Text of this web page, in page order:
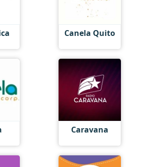
Canela Quito
Caravana